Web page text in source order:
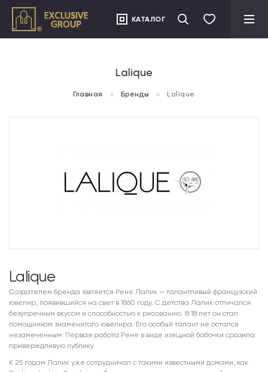
КАТАЛОГ
Lalique
Главная Бренды Lalique
Lalique
Создателем бренда является Рене Лалик — талантливый французский
ювелир, появившийся на свет в 1860 году. С детства Лалик отличался
безупречным вкусом и способностью к рисованию. В 18 лет он стал
помощником знаменитого ювелира. Его особый талант не остался
незамеченным. Первая работа Рене в виде изящной бабочки сразила
привередливую публику.
К 25 годам Лалик уже сотрудничал с такими известными домами, как